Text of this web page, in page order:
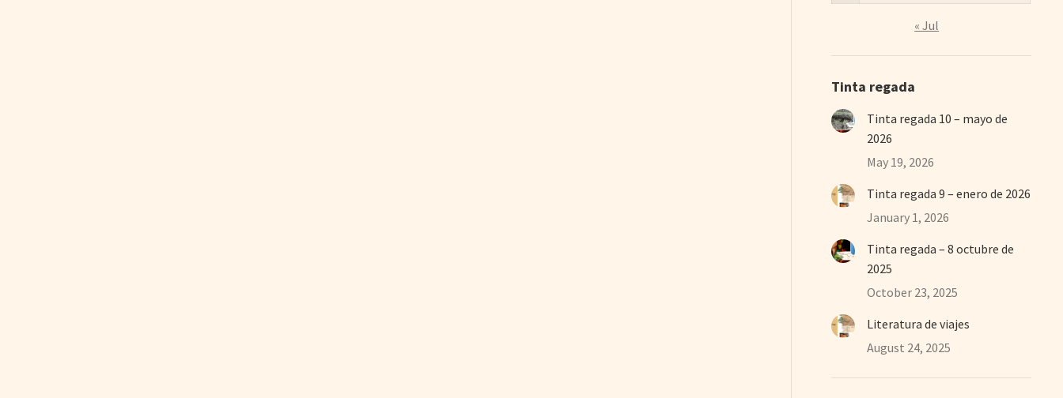
« Jul
Tinta regada
Tinta regada 10 – mayo de
2026
May 19, 2026
Tinta regada 9 – enero de 2026
January 1, 2026
Tinta regada – 8 octubre de
2025
October 23, 2025
Literatura de viajes
August 24, 2025